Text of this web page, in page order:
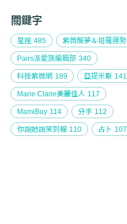
關鍵字
星座 485 紫微解夢＆塔羅運勢
Pairs派愛族編輯部 340
科技紫微網 189 亞提米斯 141
Marie Clarie美麗佳人 117
MamiBuy 114 分手 112
你說她說笑到報 110 占卜 107